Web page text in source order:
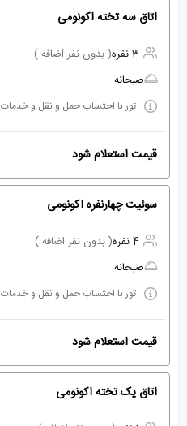
اتاق سه تخته اکونومی
3 نفره
( بدون نفر اضافه )
صبحانه
تور با احتساب حمل و نقل و خدمات
قیمت استعلام شود
سوئیت چهارنفره اکونومی
4 نفره
( بدون نفر اضافه )
صبحانه
تور با احتساب حمل و نقل و خدمات
قیمت استعلام شود
اتاق یک تخته اکونومی